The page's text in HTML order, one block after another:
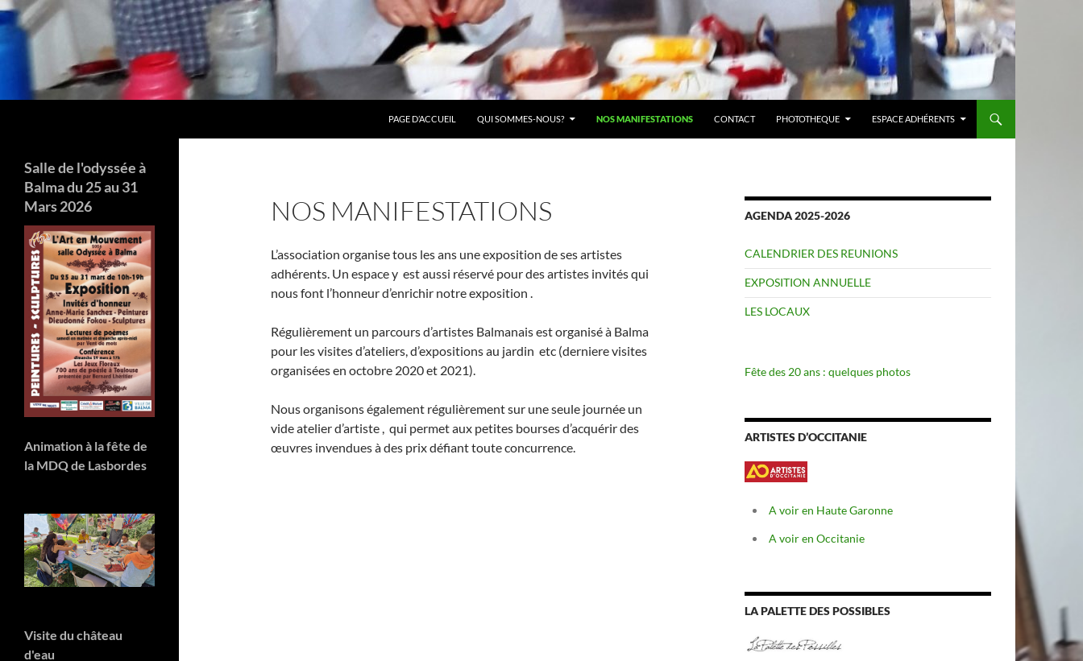
Aller
au
contenu
PAGE D’ACCUEIL QUI SOMMES-NOUS? NOS MANIFESTATIONS CONTACT PHOTOTHEQUE ESPACE ADHÉRENTS
NOS MANIFESTATIONS
L’association organise tous les ans une exposition de ses artistes
adhérents. Un espace y est aussi réservé pour des artistes invités qui
nous font l’honneur d’enrichir notre exposition .
Régulièrement un parcours d’artistes Balmanais est organisé à Balma
pour les visites d’ateliers, d’expositions au jardin etc (derniere visites
organisées en octobre 2020 et 2021).
Nous organisons également régulièrement sur une seule journée un
vide atelier d’artiste , qui permet aux petites bourses d’acquérir des
œuvres invendues à des prix défiant toute concurrence.
AGENDA 2025-2026
CALENDRIER DES REUNIONS
EXPOSITION ANNUELLE
LES LOCAUX
Fête des 20 ans : quelques photos
ARTISTES D’OCCITANIE
A voir en Haute Garonne
A voir en Occitanie
LA PALETTE DES POSSIBLES
Salle de l'odyssée à
Balma du 25 au 31
Mars 2026
Animation à la fête de
la MDQ de Lasbordes
Visite du château
d'eau